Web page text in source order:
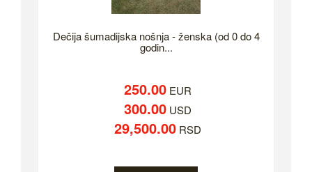
Dečija šumadijska nošnja - ženska (od 0 do 4
godin...
250.00 EUR
300.00 USD
29,500.00 RSD